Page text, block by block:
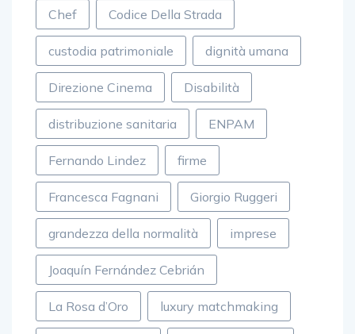
Chef Codice Della Strada
custodia patrimoniale dignità umana
Direzione Cinema Disabilità
distribuzione sanitaria ENPAM
Fernando Lindez firme
Francesca Fagnani Giorgio Ruggeri
grandezza della normalità imprese
Joaquín Fernández Cebrián
La Rosa d’Oro luxury matchmaking